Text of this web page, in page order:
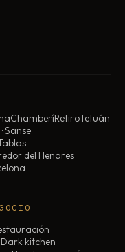
ChamberíRetiroTetuán
Sanse
del Henares
Dark kitchen